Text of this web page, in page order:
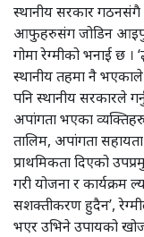
स्थानीय सरकार गठनसंगै
आफुहरुसंग जोडिन
गोमा रेग्मीको भनाई छ ।
स्थानीय तहमा नै
पनि स्थानीय सरकारले
अपांगता भएका
तालिम, अपांगता सहायता
प्राथमिकता दिएको
गरी योजना र कार्यक्रम
सशक्तीकरण हुदैन’,
भएर उभिने उपायको खोजी